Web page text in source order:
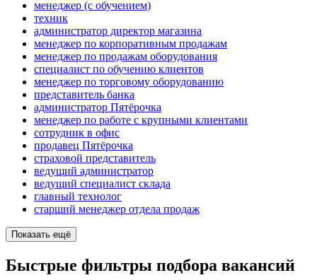
менеджер (с обучением)
техник
администратор директор магазина
менеджер по корпоративным продажам
менеджер по продажам оборудования
специалист по обучению клиентов
менеджер по торговому оборудованию
представитель банка
администратор Пятёрочка
менеджер по работе с крупными клиентами
сотрудник в офис
продавец Пятёрочка
страховой представитель
ведущий администратор
ведущий специалист склада
главный технолог
старший менеджер отдела продаж
Показать ещё
Быстрые фильтры подбора вакансий